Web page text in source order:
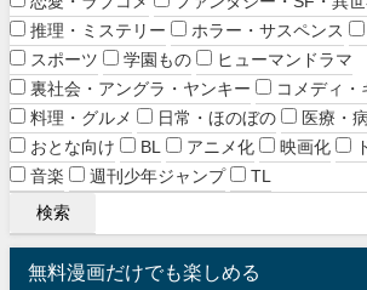
推理・ミステリー
ホラー・サスペンス
スポーツ
学園もの
ヒューマンドラマ
裏社会・アングラ・ヤンキー
コメディ・
料理・グルメ
日常・ほのぼの 医療・
おとな向け
BL アニメ化 映画化
音楽
週刊少年ジャンプ TL
無料漫画だけでも楽しめる